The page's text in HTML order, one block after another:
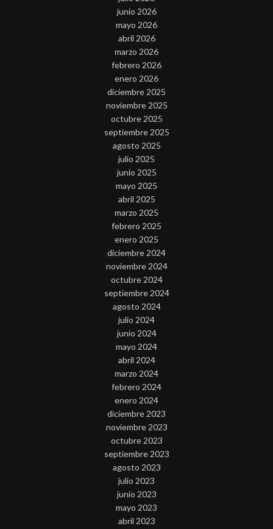
junio 2026
mayo 2026
abril 2026
marzo 2026
febrero 2026
enero 2026
diciembre 2025
noviembre 2025
octubre 2025
septiembre 2025
agosto 2025
julio 2025
junio 2025
mayo 2025
abril 2025
marzo 2025
febrero 2025
enero 2025
diciembre 2024
noviembre 2024
octubre 2024
septiembre 2024
agosto 2024
julio 2024
junio 2024
mayo 2024
abril 2024
marzo 2024
febrero 2024
enero 2024
diciembre 2023
noviembre 2023
octubre 2023
septiembre 2023
agosto 2023
julio 2023
junio 2023
mayo 2023
abril 2023